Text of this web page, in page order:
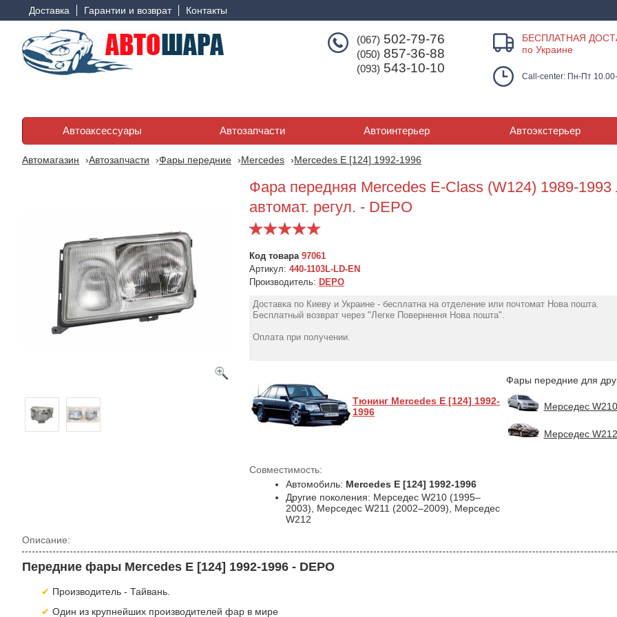
Доставка Гарантии и возврат Контакты
(067) 502-79-76
(050) 857-36-88
(093) 543-10-10
БЕСПЛАТНАЯ
по Украине
Call-center: Пн-Пт
Автоаксессуары Автозапчасти Автоинтерьер Автоэкстерьер
Автомагазин Автозапчасти Фары передние Mercedes Mercedes E [124] 1992-1996
Фара передняя Mercedes E-Class (W124) 1989-1993
автомат. регул. - DEPO
Код товара 97061
Артикул: 440-1103L-LD-EN
Производитель: DEPO
Доставка по Киеву и Украине - бесплатна на отделение или почтомат Нова пошта.
Бесплатный возврат через "Легке Повернення Нова пошта".
Оплата при получении.
Тюнинг Mercedes E [124] 1992-
1996
Совместимость:
Автомобиль: Mercedes E [124] 1992-1996
Другие поколения: Мерседес W210 (1995–
2003), Мерседес W211 (2002–2009), Мерседес
W212
Фары передние для
Мерседес W210
Мерседес W212
Описание:
Передние фары Mercedes E [124] 1992-1996 - DEPO
Производитель - Тайвань.
Один из крупнейших производителей фар в мире
Фара передняя
Mercedes E-Class W124
1986-8/1989 левая
DEPO
Mercedes E-Class W124
1986-8/1989 правая
H4/H3, автом. регул. -
DEPO
Mercedes E-Class
(W124) 1993-1994
Mercedes E-